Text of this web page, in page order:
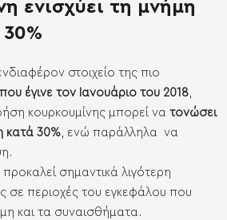
ενισχύει τη μνήμη
στοιχείο της πιο
έγινε τον Ιανουάριο του 2018,
κουρκουμίνης μπορεί να τονώσει
κατά 30%, ενώ παράλληλα να
σημαντικά λιγότερη
σε περιοχές του εγκεφάλου που
και τα συναισθήματα.